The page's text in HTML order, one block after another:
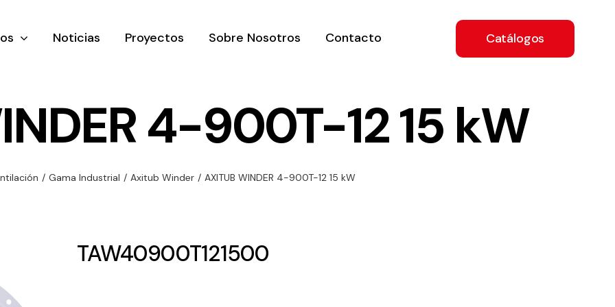
y
y
Ventilación
ventilación
Iluminación
soluciones
solares para
Noticias Proyectos Sobre Nosotros Contacto Catálogos
4-900T-12 15 kW
/ Gama Industrial / Axitub Winder / AXITUB WINDER 4-900T-12 15 kW
TAW40900T121500